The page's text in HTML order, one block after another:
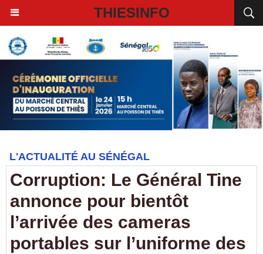
THIESINFO
L'ACTUALITÉ AU SÉNÉGAL
Corruption: Le Général Tine
annonce pour bientôt
l’arrivée des cameras
portables sur l’uniforme des